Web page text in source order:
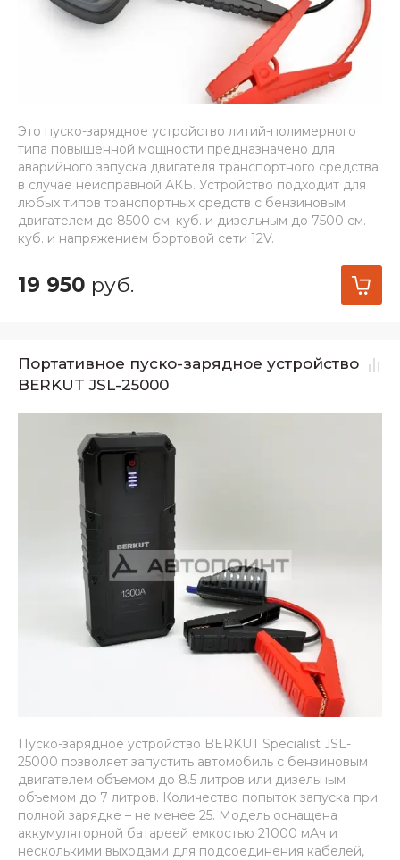
Это пуско-зарядное устройство литий-полимерного
типа повышенной мощности предназначено для
аварийного запуска двигателя транспортного средства
в случае неисправной АКБ. Устройство подходит для
любых типов транспортных средств с бензиновым
двигателем до 8500 см. куб. и дизельным до 7500 см.
куб. и напряжением бортовой сети 12V.
19 950 руб.
Портативное пуско-зарядное устройство
BERKUT JSL-25000
Пуско-зарядное устройство BERKUT Specialist JSL-
25000 позволяет запустить автомобиль с бензиновым
двигателем объемом до 8.5 литров или дизельным
объемом до 7 литров. Количество попыток запуска при
полной зарядке – не менее 25. Модель оснащена
аккумуляторной батареей емкостью 21000 мАч и
несколькими выходами для подсоединения кабелей,